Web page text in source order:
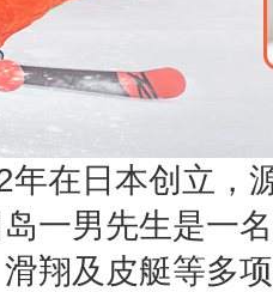
在日本创立，
一男先生是一
翔及皮艇等多